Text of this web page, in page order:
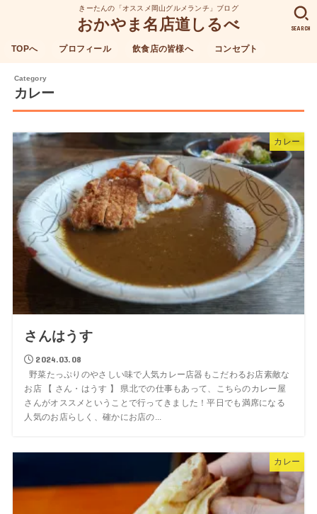
きーたんの「オススメ岡山グルメランチ」ブログ
おかやま名店道しるべ
TOPへ プロフィール 飲食店の皆様へ コンセプト
SEARCH
カレー
カレー
さんはうす
2024.03.08
野菜たっぷりのやさしい味で人気カレー店器もこだわるお店素敵な
お店 【 さん・はうす 】 県北での仕事もあって、こちらのカレー屋
さんがオススメということで行ってきました！平日でも満席になる
人気のお店らしく、確かにお店の...
カレー